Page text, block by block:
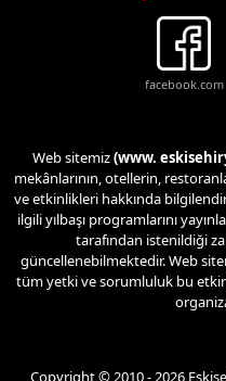
facebook.com
Web sitemiz(www.
mekânlarının, otellerin,
ve etkinlikleri hakkında
ilgili yılbaşı programlarını
tarafından istenildiği
güncellenebilmektedir. Web
tüm yetki ve sorumluluk bu
Copyright © 2010 - 2026